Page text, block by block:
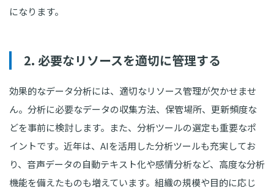
になります。
2. 必要なリソースを適切に管理する
効果的なデータ分析には、適切なリソース管理が欠かせませ
ん。分析に必要なデータの収集方法、保管場所、更新頻度な
どを事前に検討します。また、分析ツールの選定も重要なポ
イントです。近年は、AIを活用した分析ツールも充実してお
り、音声データの自動テキスト化や感情分析など、高度な分析
機能を備えたものも増えています。組織の規模や目的に応じ